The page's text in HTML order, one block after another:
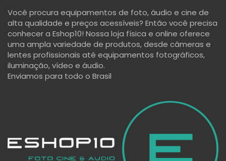
Você procura equipamentos de foto, áudio e cine de
alta qualidade e preços acessíveis? Então você precisa
conhecer a Eshop10! Nossa loja física e online oferece
uma ampla variedade de produtos, desde câmeras e
lentes profissionais até equipamentos fotográficos,
iluminação, vídeo e áudio.
Enviamos para todo o Brasil